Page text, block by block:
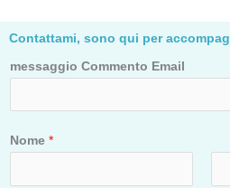
Contattami, sono qui per
messaggio Commento Email
Nome *